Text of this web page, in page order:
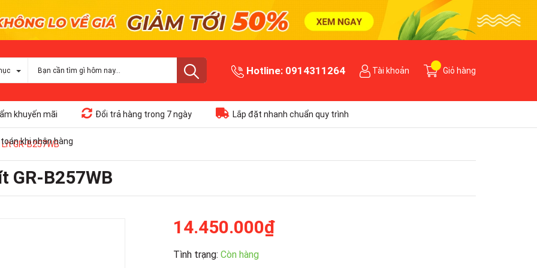
Hotline: 0914311264 Tài khoản Giỏ hàng
khuyến mãi Đổi trả hàng trong 7 ngày Lắp đặt nhanh chuẩn quy trình
khi nhận hàng
GR-B257WB
GR-B257WB
14.450.000₫
Tình trạng: Còn hàng